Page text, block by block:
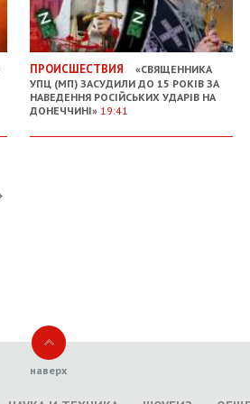
ПРОИСШЕСТВИЯ
«СВЯЩЕННИКА
УПЦ (МП) ЗАСУДИЛИ ДО 15 РОКІВ ЗА
НАВЕДЕННЯ РОСІЙСЬКИХ УДАРІВ НА
ДОНЕЧЧИНІ» 19:41
наверх